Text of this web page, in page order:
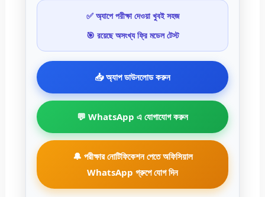
✅ অ্যাপে পরীক্ষা দেওয়া খুবই সহজ
🎯 রয়েছে অসংখ্য ফ্রি মডেল টেস্ট
📥 অ্যাপ ডাউনলোড করুন
💬 WhatsApp এ যোগাযোগ করুন
🔔 পরীক্ষার নোটিফিকেশন পেতে অফিসিয়াল
WhatsApp গ্রুপে যোগ দিন